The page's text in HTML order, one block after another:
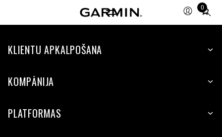
0
Total
items
cart:
KLIENTU APKALPOŠANA
KOMPĀNIJA
PLATFORMAS